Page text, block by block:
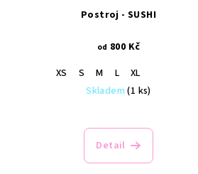
Postroj - SUSHI
od 800 Kč
XS
S M L
XL
Skladem(1 ks)
Detail